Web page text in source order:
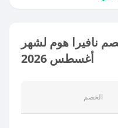
نافيرا هوم لشهر
أغسطس 2026
الخصم